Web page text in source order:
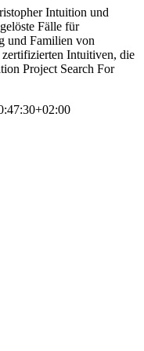
Intuition und
Fälle für
und Familien von
Intuitiven, die
Project Search For